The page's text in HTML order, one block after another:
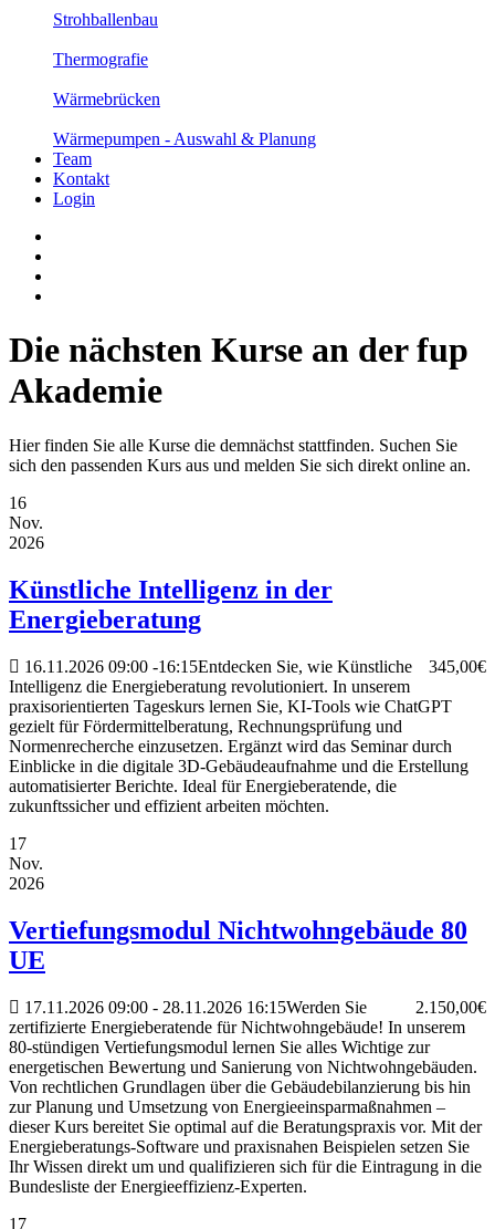
Strohballenbau
Thermografie
Wärmebrücken
Wärmepumpen - Auswahl & Planung
Team
Kontakt
Login
Die nächsten Kurse an der fup
Akademie
Hier finden Sie alle Kurse die demnächst stattfinden. Suchen Sie
sich den passenden Kurs aus und melden Sie sich direkt online an.
16
Nov.
2026
Künstliche Intelligenz in der
Energieberatung
16.11.2026 09:00 -16:15 345,00€
Entdecken Sie, wie Künstliche
Intelligenz die Energieberatung revolutioniert. In unserem
praxisorientierten Tageskurs lernen Sie, KI-Tools wie ChatGPT
gezielt für Fördermittelberatung, Rechnungsprüfung und
Normenrecherche einzusetzen. Ergänzt wird das Seminar durch
Einblicke in die digitale 3D-Gebäudeaufnahme und die Erstellung
automatisierter Berichte. Ideal für Energieberatende, die
zukunftssicher und effizient arbeiten möchten.
17
Nov.
2026
Vertiefungsmodul Nichtwohngebäude 80
UE
17.11.2026 09:00 - 28.11.2026 16:15 2.150,00€
Werden Sie
zertifizierte Energieberatende für Nichtwohngebäude! In unserem
80-stündigen Vertiefungsmodul lernen Sie alles Wichtige zur
energetischen Bewertung und Sanierung von Nichtwohngebäuden.
Von rechtlichen Grundlagen über die Gebäudebilanzierung bis hin
zur Planung und Umsetzung von Energieeinsparmaßnahmen –
dieser Kurs bereitet Sie optimal auf die Beratungspraxis vor. Mit der
Energieberatungs-Software und praxisnahen Beispielen setzen Sie
Ihr Wissen direkt um und qualifizieren sich für die Eintragung in die
Bundesliste der Energieeffizienz-Experten.
17